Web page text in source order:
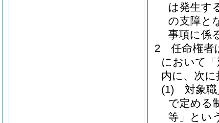
は発生す
の支障と
事項に係
2
任命権者
において
内に、次
(1)
対象
で定める
等」とい